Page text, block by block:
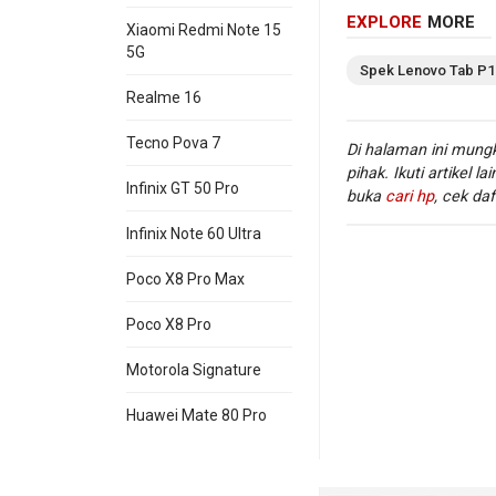
Xiaomi Redmi Note 15
5G
Realme 16
Tecno Pova 7
Infinix GT 50 Pro
Infinix Note 60 Ultra
Poco X8 Pro Max
Poco X8 Pro
Motorola Signature
Huawei Mate 80 Pro
EXPLORE MORE
Spek Lenovo Tab
Di halaman ini
pihak. Ikuti artikel
buka cari hp, cek